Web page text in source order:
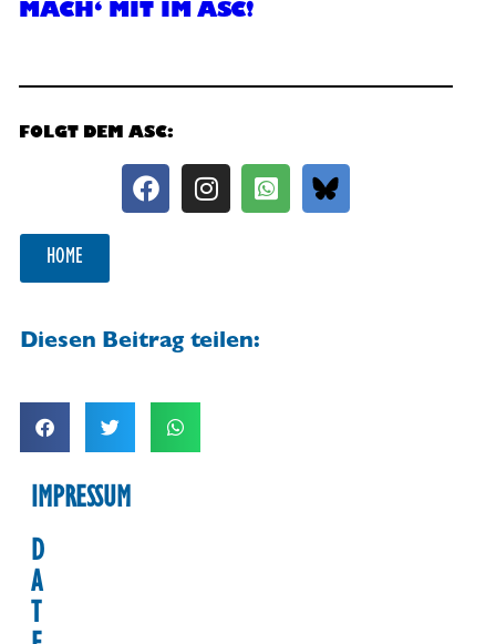
MACH‘ MIT IM ASC!
FOLGT DEM ASC:
HOME
Diesen Beitrag teilen:
IMPRESSUM
D
A
T